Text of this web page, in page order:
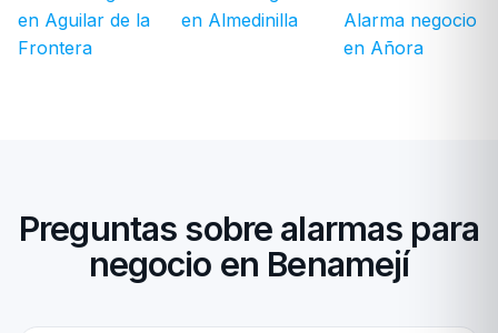
en Aguilar de la
Frontera
en Almedinilla
Alarma negocio
en Añora
Preguntas sobre alarmas para
negocio en Benamejí